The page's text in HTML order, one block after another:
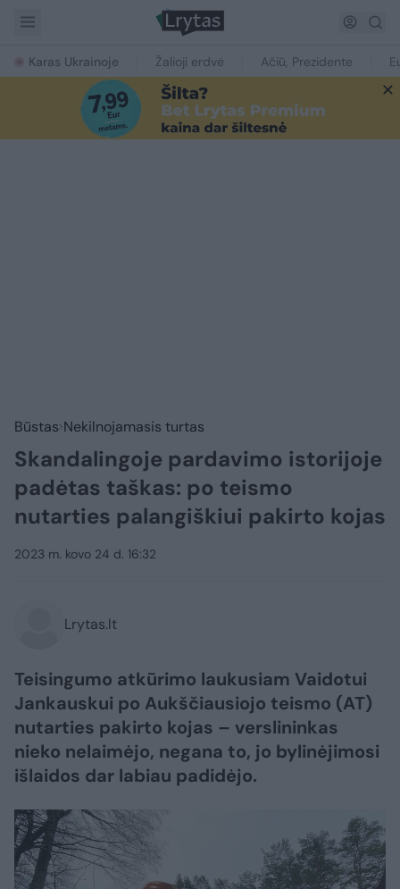
Karas Ukrainoje Žalioji erdvė Ačiū, Prezidente
Būstas Nekilnojamasis turtas
Skandalingoje pardavimo istorijoje
padėtas taškas: po teismo
nutarties palangiškiui pakirto kojas
2023 m. kovo 24 d. 16:32
Lrytas.lt
Teisingumo atkūrimo laukusiam Vaidotui
Jankauskui po Aukščiausiojo teismo (AT)
nutarties pakirto kojas – verslininkas
nieko nelaimėjo, negana to, jo bylinėjimosi
išlaidos dar labiau padidėjo.